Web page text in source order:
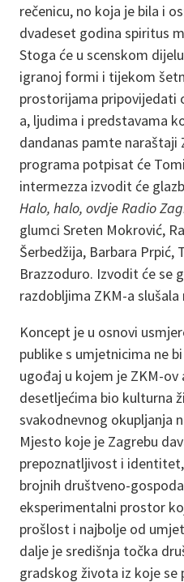
rečenicu, no koja je bila i
dvadeset godina spiritus
Stoga će u scenskom
igranoj formi i tijekom
prostorijama pripovijedati
a, ljudima i predstavama
dandanas pamte naraštaji
programa potpisat će
intermezza izvodit će
Halo, halo, ovdje Radio
glumci Sreten Mokrović,
Šerbedžija, Barbara Prpić,
Brazzoduro. Izvodit će se
razdobljima ZKM-a slušala
Koncept je u osnovi
publike s umjetnicima ne
ugođaj u kojem je ZKM-ov
desetljećima bio kulturna
svakodnevnog okupljanja
Mjesto koje je Zagrebu
prepoznatljivost i
brojnih društveno-
eksperimentalni prostor
prošlost i najbolje od
dalje je središnja točka
gradskog života iz koje se